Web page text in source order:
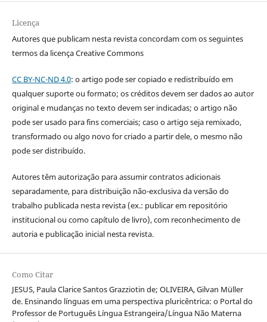
Licença
Autores que publicam nesta revista concordam com os seguintes
termos da licença Creative Commons
CC BY-NC-ND 4.0: o artigo pode ser copiado e redistribuído em
qualquer suporte ou formato; os créditos devem ser dados ao autor
original e mudanças no texto devem ser indicadas; o artigo não
pode ser usado para fins comerciais; caso o artigo seja remixado,
transformado ou algo novo for criado a partir dele, o mesmo não
pode ser distribuído.
Autores têm autorização para assumir contratos adicionais
separadamente, para distribuição não-exclusiva da versão do
trabalho publicada nesta revista (ex.: publicar em repositório
institucional ou como capítulo de livro), com reconhecimento de
autoria e publicação inicial nesta revista.
Como Citar
JESUS, Paula Clarice Santos Grazziotin de; OLIVEIRA, Gilvan Müller
de. Ensinando línguas em uma perspectiva pluricêntrica: o Portal do
Professor de Português Língua Estrangeira/Língua Não Materna